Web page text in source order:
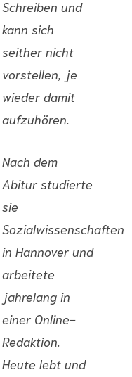
Schreiben und
kann sich
seither nicht
vorstellen, je
wieder damit
aufzuhören.
Nach dem
Abitur studierte
sie
Sozialwissenschaften
in Hannover und
arbeitete
jahrelang in
einer Online-
Redaktion.
Heute lebt und